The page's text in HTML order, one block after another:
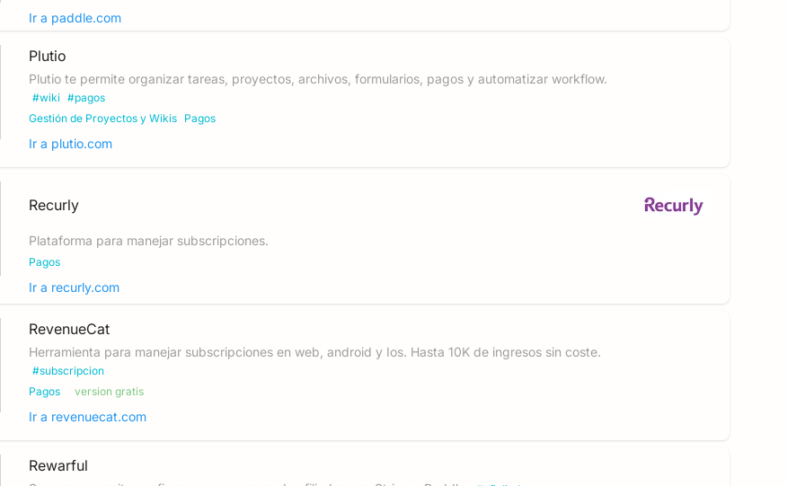
Ir a paddle.com
Plutio
Plutio te permite organizar tareas, proyectos, archivos, formularios, pagos y automatizar workflow.
#wiki #pagos
Gestión de Proyectos y Wikis
Pagos
Ir a plutio.com
Recurly
Plataforma para manejar subscripciones.
Pagos
Ir a recurly.com
RevenueCat
Herramienta para manejar subscripciones en web, android y Ios. Hasta 10K de ingresos sin coste.
#subscripcion
Pagos
version gratis
Ir a revenuecat.com
Rewarful